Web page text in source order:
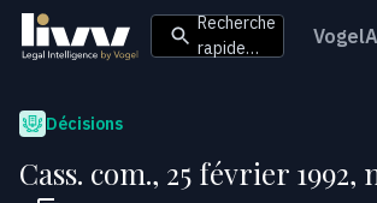
Recherche
rapide…
Décisions
Cass. com., 25 février 1992,